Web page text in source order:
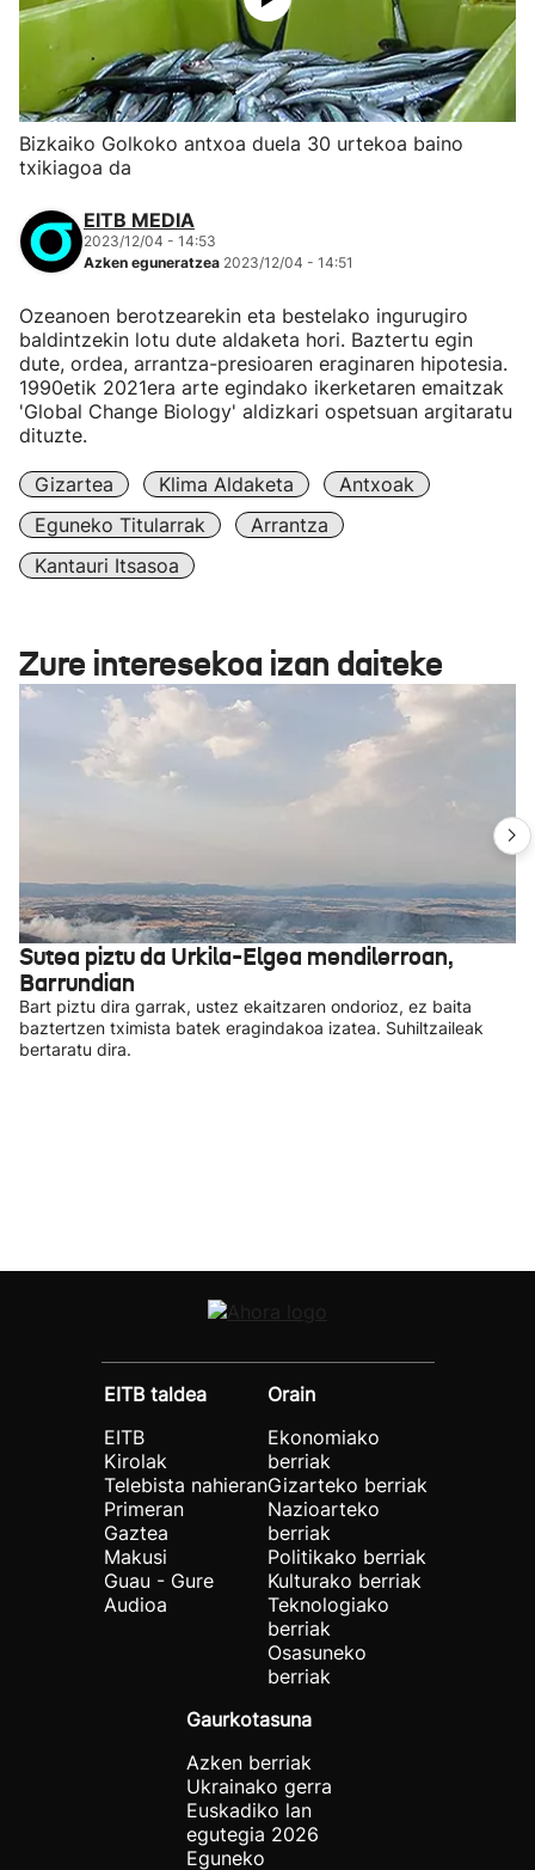
Bizkaiko Golkoko antxoa duela 30 urtekoa baino
txikiagoa da
EITB MEDIA
2023/12/04 - 14:53
Azken eguneratzea 2023/12/04 - 14:51
Ozeanoen berotzearekin eta bestelako ingurugiro
baldintzekin lotu dute aldaketa hori. Baztertu egin
dute, ordea, arrantza-presioaren eraginaren hipotesia.
1990etik 2021era arte egindako ikerketaren emaitzak
'Global Change Biology' aldizkari ospetsuan argitaratu
dituzte.
Gizartea Klima Aldaketa
Antxoak
Eguneko Titularrak
Arrantza
Kantauri Itsasoa
Zure interesekoa izan daiteke
Sutea piztu da Urkila-Elgea mendilerroan,
Barrundian
Bart piztu dira garrak, ustez ekaitzaren ondorioz, ez baita
baztertzen tximista batek eragindakoa izatea. Suhiltzaileak
bertaratu dira.
EITB taldea
EITB
Kirolak
Telebista nahieran
Primeran
Gaztea
Makusi
Guau - Gure
Audioa
Orain
Ekonomiako
berriak
Gizarteko berriak
Nazioarteko
berriak
Politikako berriak
Kulturako berriak
Teknologiako
berriak
Osasuneko
berriak
Gaurkotasuna
Azken berriak
Ukrainako gerra
Euskadiko lan
egutegia 2026
Eguneko